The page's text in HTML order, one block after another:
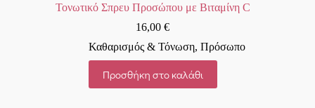
Τονωτικό Σπρευ Προσώπου με Βιταμίνη C
16,00€
Καθαρισμός & Τόνωση, Πρόσωπο
Προσθήκη στο καλάθι